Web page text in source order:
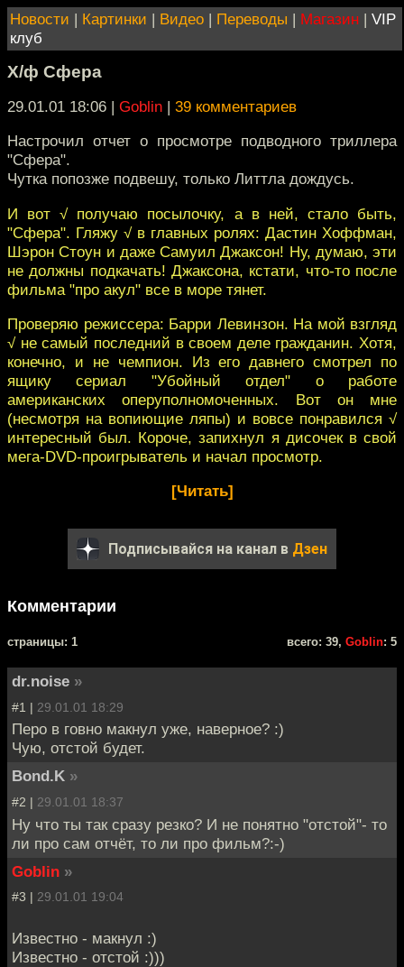
Новости | Картинки | Видео | Переводы | Магазин | VIP
клуб
Х/ф Сфера
29.01.01 18:06 | Goblin | 39 комментариев
Настрочил отчет о просмотре подводного триллера
"Сфера".
Чутка попозже подвешу, только Литтла дождусь.
И вот √ получаю посылочку, а в ней, стало быть,
"Сфера". Гляжу √ в главных ролях: Дастин Хоффман,
Шэрон Стоун и даже Самуил Джаксон! Ну, думаю, эти
не должны подкачать! Джаксона, кстати, что-то после
фильма "про акул" все в море тянет.
Проверяю режиссера: Барри Левинзон. На мой взгляд
√ не самый последний в своем деле гражданин. Хотя,
конечно, и не чемпион. Из его давнего смотрел по
ящику сериал "Убойный отдел" о работе
американских оперуполномоченных. Вот он мне
(несмотря на вопиющие ляпы) и вовсе понравился √
интересный был. Короче, запихнул я дисочек в свой
мега-DVD-проигрыватель и начал просмотр.
[Читать]
Подписывайся на канал в Дзен
Комментарии
cтраницы: 1 всего: 39, Goblin: 5
dr.noise »
#1 | 29.01.01 18:29
Перо в говно макнул уже, наверное? :)
Чую, отстой будет.
Bond.K »
#2 | 29.01.01 18:37
Ну что ты так сразу резко? И не понятно "отстой"- то
ли про сам отчёт, то ли про фильм?:-)
Goblin »
#3 | 29.01.01 19:04
Известно - макнул :)
Известно - отстой :)))